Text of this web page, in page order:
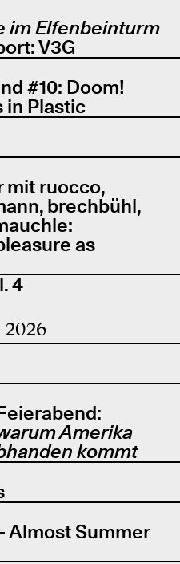
im Elfenbeinturm
V3G
#10: Doom!
in Plastic
ruocco,
brechbühl,
as
4
Amerika
kommt
Almost Summer